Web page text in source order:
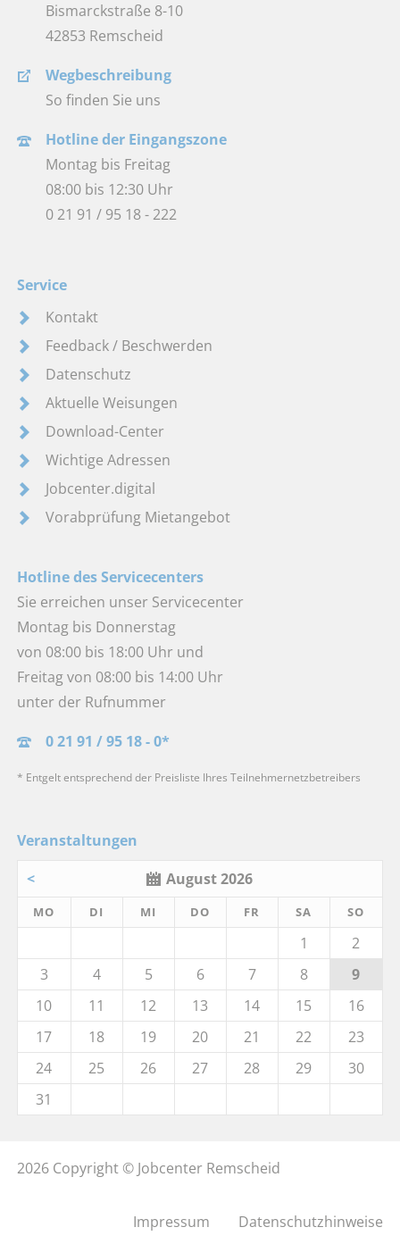
Bismarckstraße 8-10
42853 Remscheid
Wegbeschreibung
So finden Sie uns
Hotline der Eingangszone
Montag bis Freitag
08:00 bis 12:30 Uhr
0 21 91 / 95 18 - 222
Service
Kontakt
Feedback / Beschwerden
Datenschutz
Aktuelle Weisungen
Download-Center
Wichtige Adressen
Jobcenter.digital
Vorabprüfung Mietangebot
Hotline des Servicecenters
Sie erreichen unser Servicecenter
Montag bis Donnerstag
von 08:00 bis 18:00 Uhr und
Freitag von 08:00 bis 14:00 Uhr
unter der Rufnummer
0 21 91 / 95 18 - 0*
* Entgelt entsprechend der Preisliste Ihres Teilnehmernetzbetreibers
Veranstaltungen
<
August 2026
MO DI MI DO FR SA SO
1
2
3
4 5 6 7 8
9
10
11 12 13 14 15
16
17
18 19 20 21 22
23
24
25 26 27 28 29
30
31
2026 Copyright © Jobcenter Remscheid
Datenschutzhinweise
Impressum